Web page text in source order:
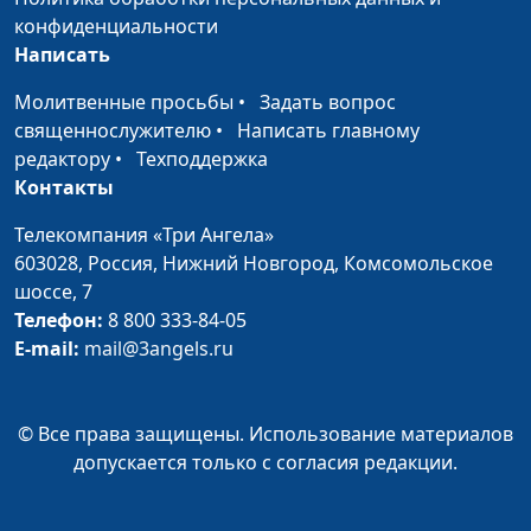
выбор?
праздновать пасху по
Библии?
священнослужитель
Божьи чудеса или
Предательство Иуды:
как и почему?
Андрей Качалаба,
#28
Почему Бог молчит
(вторая часть)
(первая часть)
священнослужитель
конфиденциальности
Написать
Молитвенные просьбы • Задать вопрос
священнослужителю • Написать главному
редактору • Техподдержка
Контакты
Телекомпания «Три Ангела»
603028, Россия, Нижний Новгород, Комсомольское
шоссе, 7
Телефон: 8 800 333-84-05
E-mail: mail@3angels.ru
© Все права защищены. Использование материалов
допускается только с согласия редакции.